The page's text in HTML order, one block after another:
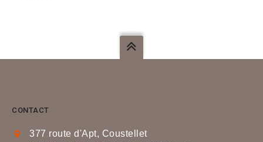
CONTACT
377 route d'Apt, Coustellet